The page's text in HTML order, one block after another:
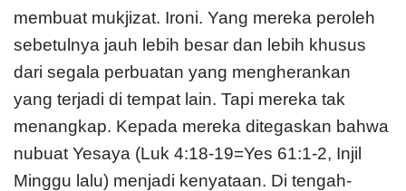
membuat mukjizat. Ironi. Yang mereka peroleh
sebetulnya jauh lebih besar dan lebih khusus
dari segala perbuatan yang mengherankan
yang terjadi di tempat lain. Tapi mereka tak
menangkap. Kepada mereka ditegaskan bahwa
nubuat Yesaya (Luk 4:18-19=Yes 61:1-2, Injil
Minggu lalu) menjadi kenyataan. Di tengah-